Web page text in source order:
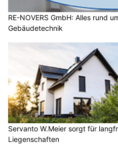
RE-NOVERS GmbH: Alles rund
Gebäudetechnik
Servanto W.Meier sorgt für
Liegenschaften